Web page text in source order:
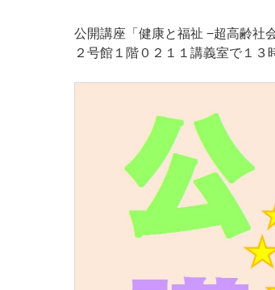
公開講座「健康と福祉 −超高齢社
２号館１階０２１１講義室で１３